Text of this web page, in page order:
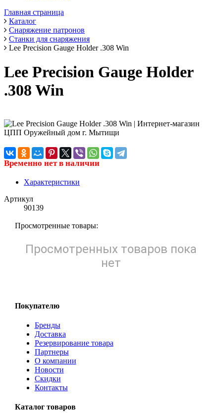
Главная страница
Каталог
Снаряжение патронов
Станки для снаряжения
Lee Precision Gauge Holder .308 Win
Lee Precision Gauge Holder
.308 Win
Временно нет в наличии
Характеристики
Артикул
90139
Просмотренные товары:
Просмотренных товаров пока
нет
Покупателю
Бренды
Доставка
Резервирование товара
Партнеры
О компании
Новости
Скидки
Контакты
Каталог товаров